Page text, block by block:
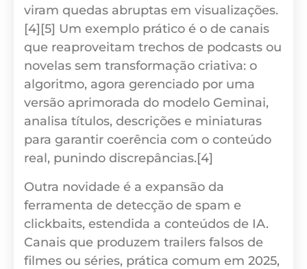
viram quedas abruptas em visualizações.
[4][5] Um exemplo prático é o de canais
que reaproveitam trechos de podcasts ou
novelas sem transformação criativa: o
algoritmo, agora gerenciado por uma
versão aprimorada do modelo Geminai,
analisa títulos, descrições e miniaturas
para garantir coerência com o conteúdo
real, punindo discrepâncias.[4]
Outra novidade é a expansão da
ferramenta de detecção de spam e
clickbaits, estendida a conteúdos de IA.
Canais que produzem trailers falsos de
filmes ou séries, prática comum em 2025,